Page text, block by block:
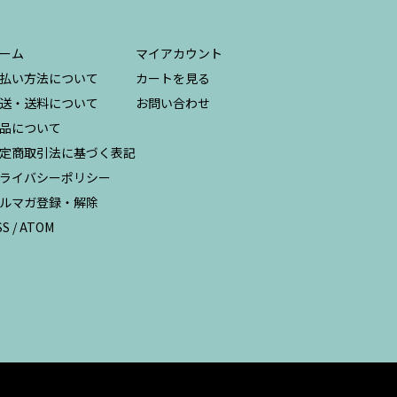
ム
い方法について
・送料について
について
商取引法に基づく表記
イバシーポリシー
マガ登録・解除
/ATOM
マイアカウント
カートを見る
お問い合わせ